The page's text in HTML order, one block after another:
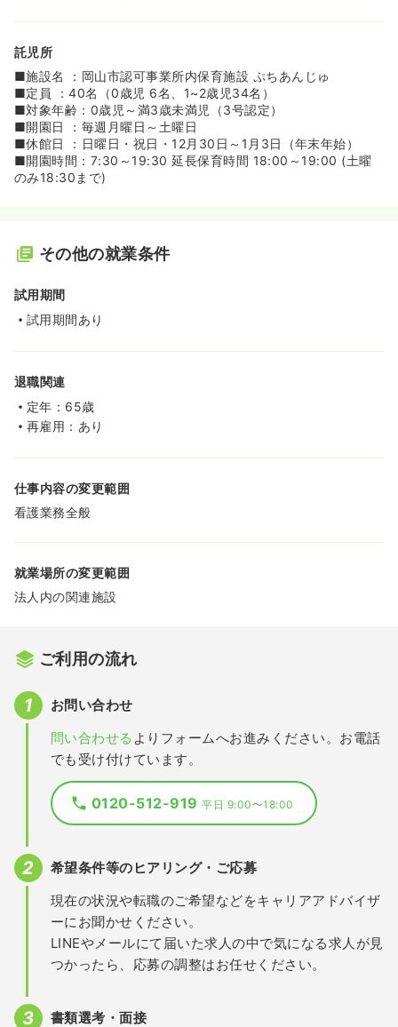
託児所
■施設名 ：岡山市認可事業所内保育施設 ぷちあんじゅ
■定員 ：40名（0歳児 6名、1~2歳児34名）
■対象年齢：0歳児～満3歳未満児（3号認定）
■開園日 ：毎週月曜日～土曜日
■休館日 ：日曜日・祝日・12月30日～1月3日（年末年始）
■開園時間：7:30～19:30 延長保育時間 18:00～19:00 (土曜
のみ18:30まで)
その他の就業条件
試用期間
試用期間あり
退職関連
定年：65歳
再雇用：あり
仕事内容の変更範囲
看護業務全般
就業場所の変更範囲
法人内の関連施設
ご利用の流れ
お問い合わせ
問い合わせる よりフォームへお進みください。お電話
でも受け付けています。
0120-512-919平日 9:00〜18:00
希望条件等のヒアリング・ご応募
現在の状況や転職のご希望などをキャリアアドバイザ
ーにお聞かせください。
LINEやメールにて届いた求人の中で気になる求人が見
つかったら、応募の調整はお任せください。
書類選考・面接